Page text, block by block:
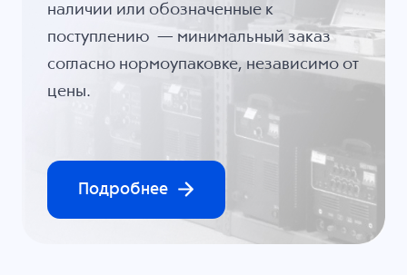
наличии или обозначенные к
поступлению — минимальный заказ
согласно нормоупаковке, независимо от
цены.
Подробнее